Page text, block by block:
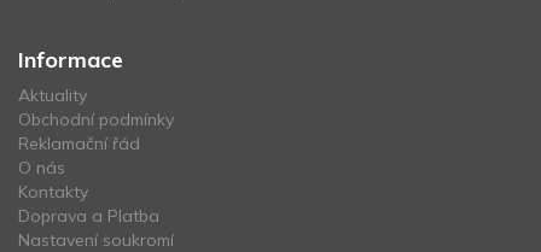
Informace
Aktuality
Obchodní podmínky
Reklamační řád
O nás
Kontakty
Doprava a Platba
Nastavení soukromí